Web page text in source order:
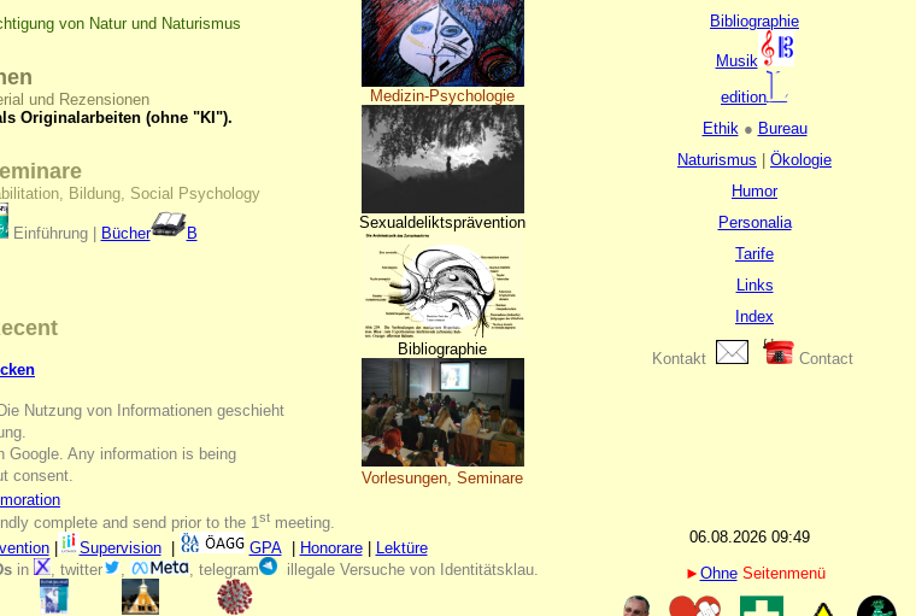
von Natur und Naturismus
und Rezensionen
Originalarbeiten (ohne "KI").
Bildung, Social Psychology
Einführung | Bücher B
Nutzung von Informationen geschieht
Google. Any information is being
consent.
Medizin-Psychologie
Sexualdeliktsprävention
Bibliographie
Vorlesungen, Seminare
Bibliographie
Musik
edition
Ethik ● Bureau
Naturismus
Ökologie
Humor
Personalia
Tarife
Links
Index
Kontakt Contact
complete and send prior to the 1st meeting.
| Supervision| GPA Honorare|
Lektüre
in , twitter , , telegram illegale Versuche von Identitätsklau.
06.08.2026 09:49
► Ohne Seitenmenü